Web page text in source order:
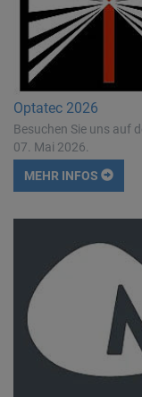
Optatec 2026
Besuchen Sie uns auf
07. Mai 2026.
MEHR INFOS